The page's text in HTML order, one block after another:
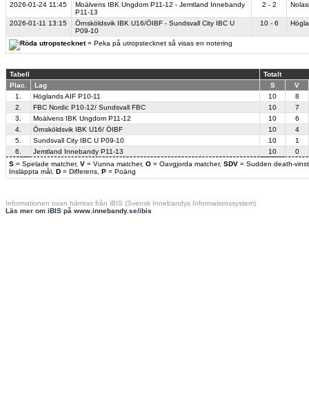
= Peka på utropstecknet så visas en notering
2026-01-24 11:45
Moälvens IBK Ungdom P11-12 - Jemtland Innebandy
P11-13
2 - 2
2026-01-11 13:15
Örnsköldsvik IBK U16/ÖIBF - Sundsvall City IBC U
P09-10
10 - 6
Tabell
Totalt
Plac.
Lag S V
S = Spelade matcher, V = Vunna matcher, O = Oavgjorda matcher, SDV = Sudden death-
Insläppta mål, D = Differens, P = Poäng
1. Höglands AIF P10-11 10
8
2.
FBC Nordic P10-12/ Sundsvall FBC 10
7
3.
Moälvens IBK Ungdom P11-12 10
6
4.
Örnsköldsvik IBK U16/ ÖIBF 10
4
5.
Sundsvall City IBC U P09-10 10
1
6.
Jemtland Innebandy P11-13 10 0
Informationen ovan hämtas från iBIS (Svensk Innebandys Informationssystem)
Läs mer om iBIS på www.innebandy.se/ibis